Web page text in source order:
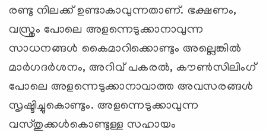
രണ്ടു നിലക്ക് ഉണ്ടാകാവുന്നതാണ്. ഭക്ഷണം,
വസ്ത്രം പോലെ അളന്നെടുക്കാനാവുന്ന
സാധനങ്ങള്‍ കൈമാറിക്കൊണ്ടും അല്ലെങ്കില്‍
മാര്‍ഗദര്‍ശനം, അറിവ് പകരല്‍, കൗണ്‍സിലിംഗ്
പോലെ അളന്നെടുക്കാനാവാത്ത അവസരങ്ങള്‍
സൃഷ്ടിച്ചുകൊണ്ടും. അളന്നെടുക്കാവുന്ന
വസ്തുക്കള്‍കൊണ്ടുള്ള സഹായം